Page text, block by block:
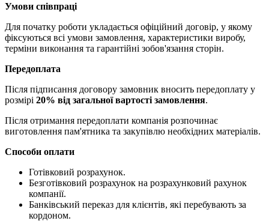
Умови співпраці
Для початку роботи укладається офіційний договір, у якому
фіксуються всі умови замовлення, характеристики виробу,
терміни виконання та гарантійні зобов'язання сторін.
Передоплата
Після підписання договору замовник вносить передоплату у
розмірі 20% від загальної вартості замовлення.
Після отримання передоплати компанія розпочинає
виготовлення пам'ятника та закупівлю необхідних матеріалів.
Способи оплати
Готівковий розрахунок.
Безготівковий розрахунок на розрахунковий рахунок
компанії.
Банківський переказ для клієнтів, які перебувають за
кордоном.